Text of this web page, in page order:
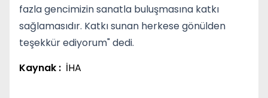
fazla gencimizin sanatla buluşmasına katkı
sağlamasıdır. Katkı sunan herkese gönülden
teşekkür ediyorum" dedi.
Kaynak : İHA